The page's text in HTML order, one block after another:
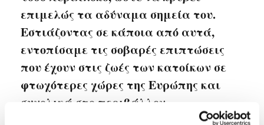
επιμελώς τα αδύναμα σημεία του.
Εστιάζοντας σε κάποια από αυτά,
εντοπίσαμε τις σοβαρές επιπτώσεις
που έχουν στις ζωές των κατοίκων σε
φτωχότερες χώρες της Ευρώπης και
συνολικά στο περιβάλλον.»